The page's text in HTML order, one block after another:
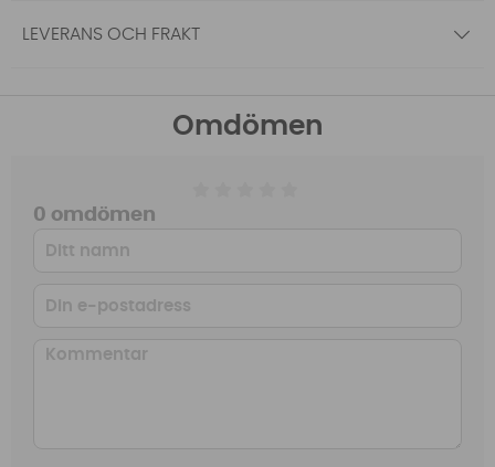
LEVERANS OCH FRAKT
Omdömen
0 omdömen